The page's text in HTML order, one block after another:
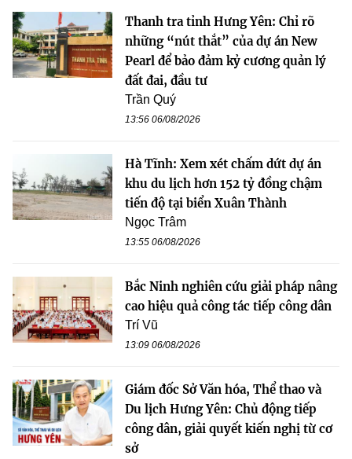
Thanh tra tỉnh Hưng Yên: Chỉ rõ
những “nút thắt” của dự án New
Pearl để bảo đảm kỷ cương quản lý
đất đai, đầu tư
Trần Quý
13:56 06/08/2026
Hà Tĩnh: Xem xét chấm dứt dự án
khu du lịch hơn 152 tỷ đồng chậm
tiến độ tại biển Xuân Thành
Ngọc Trâm
13:55 06/08/2026
Bắc Ninh nghiên cứu giải pháp nâng
cao hiệu quả công tác tiếp công dân
Trí Vũ
13:09 06/08/2026
Giám đốc Sở Văn hóa, Thể thao và
Du lịch Hưng Yên: Chủ động tiếp
công dân, giải quyết kiến nghị từ cơ
sở